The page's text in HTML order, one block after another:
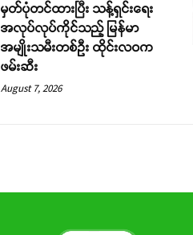
မှတ်ပုံတင်ထားပြီး သန့်ရှင်းရေး
အလုပ်လုပ်ကိုင်သည့် မြန်မာ
အမျိုးသမီးတစ်ဦး ထိုင်းလဝက
ဖမ်းဆီး
August 7, 2026